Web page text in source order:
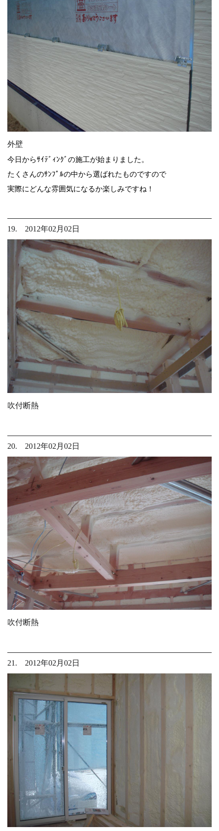
外壁
今日からｻｲﾃﾞｨﾝｸﾞの施工が始まりました。
たくさんのｻﾝﾌﾟﾙの中から選ばれたものですので
実際にどんな雰囲気になるか楽しみですね！
19. 2012年02月02日
吹付断熱
20. 2012年02月02日
吹付断熱
21. 2012年02月02日